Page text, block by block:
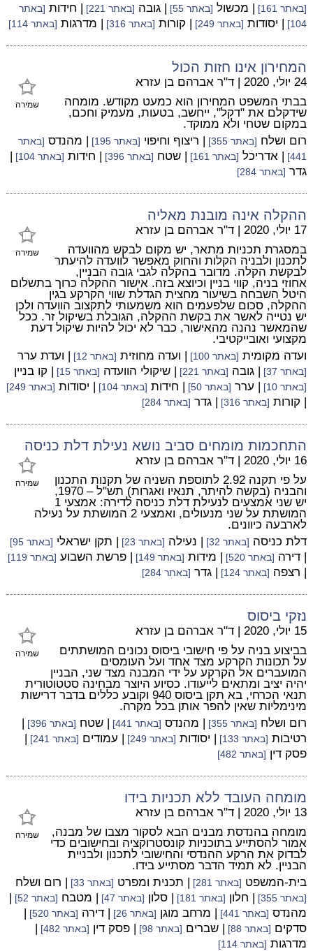
[באתר 161] | מכשול [באתר 55] | גובה [באתר 221] | חידות [באתר
104]
| יסודות [באתר 249] | קורות [באתר 316] | מדרגות [באתר 114]
המחירון אינו חזות הכול
שמירה
24 יולי, 2020 | ד"ר אברהם בן עזרא
בבתי המשפט המחירון הוא כמעט מקודש. מומחה
שידקלם את "דקל", ייחשב, בטעות, מעמיק וחכם,
במקום שטחי ולא ממוקד.
רום ושלח [באתר 355] | ריצוף וחיפוי [באתר 195] | מהנדס [באתר
441]
| אדריכל [באתר 161] | שטח [באתר 396] | חידות [באתר 104]
|
גדר [באתר 284]
ההקלה אינה מובנת מאליה
שמירה
17 יולי, 2020 | ד"ר אברהם בן עזרא
במסגרת תכניות מתאר, יש מקום לבקש מהוועדה
לתכנון ולבניה הקלות והחוק מאפשר לוועדה להיעתר
לבקשת הקלה. מדובר בהקלה לגבי גובה הבניין,
אחוזי בניה, קווי בניין וכיוצא בזה. אישור ההקלה כרוך בתשלום
היטל השבחה בשיעור מחצית הגדלת שווי הקרקע בגין
ההקלה, סכום שלפעמים הוא משמעותי לתקצוב הוועדה ולכן
יש נטייה לאשר את בקשת ההקלה, הגובלת בשיקול זר. ככל
שהמאשר נהנה מהאישור, כבר לא יכול להיות שיקול דעת
מקצועי ואובייקטיבי.
ועדה מקומית [באתר 100] | ועדה מחוזית [באתר 12] | ועדת ערר
[באתר 37] | גובה [באתר 221] | שיקולי הוועדה [באתר 15] | קו בניין
[באתר 10] | ערר [באתר 50] | חידות [באתר 104] | יסודות [באתר 249]
| קורות [באתר 316] | גדר [באתר 284]
התחכמות מומחים סביב נושא נעילת דלת כניסה
שמירה
16 יולי, 2020 | ד"ר אברהם בן עזרא
על פי תקנה 2.92 לתוספת השניה של תקנות התכנון
והבניה (בקשה להיתר, תנאיו ואגרות) תש"ל – 1970,
יש שני אמצעים לנעילת דלת כניסה לדירה: אמצעי 1
המושתת על שני מנעולים, ואמצעי 2 המושתת על נעילה
לארבעה כיוונים.
דלת כניסה [באתר 32] | נעילה [באתר 23] | תקן ישראלי [באתר 95]
| דירה [באתר 520] | מידות [באתר 149] | פרשת השבוע [באתר 119]
| רצפה [באתר 124] | גדר [באתר 284]
נזקי ביסוס
שמירה
15 יולי, 2020 | ד"ר אברהם בן עזרא
בביצוע בניה על פי חישובי ביסוס נכונים המושתתים
על תכונות הקרקע מצד אחד ועל העומסים
המועברים אל הקרקע על ידי המבנה מצד שני, הבניין
יהיה יציב ומתאים לייעודו. כסיוע היוצר מבחינה סטטוטורית
תנאי הכרחי, בא תקן ביסוס 940 וקובע כללים בדבר דרישות
מינימליות שאין להפר אותן בכל מקרה.
רום ושלח [באתר 355] | מהנדס [באתר 441] | שטח [באתר 396]
|
רטיבות [באתר 133] | יסודות [באתר 249] | עמודים [באתר 241]
|
פסק דין [באתר 482]
מומחה העובד ללא תכניות בידו
שמירה
13 יולי, 2020 | ד"ר אברהם בן עזרא
מומחה בהנדסת מבנים הבא לסקור מצבו של מבנה,
אמור להסתייע בתוכניות קונסטרוקציה ובחישובים כדי
לבדוק את הרקע ההנדסי והחישובי לתכנון ולבניית
הבניין. לא תמיד הדבר מסתייע בידו.
בית-המשפט [באתר 281] | תכנית ומפרט [באתר 33] | רום ושלח
[באתר 355] | חלון [באתר 181] | סלון [באתר 47] | מטבח [באתר 52]
|
מהנדס [באתר 441] | מרחב מוגן [באתר 26] | דירה [באתר 520]
|
סדקים [באתר 88] | שברים [באתר 98] | פסק דין [באתר 482]
|
מדרגות [באתר 114]